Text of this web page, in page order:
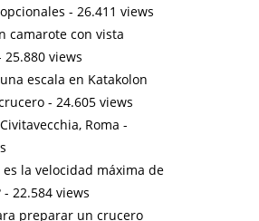
- 26.411 views
camarote con vista
views
escala en Katakolon
- 24.605 views
Roma -
es la velocidad máxima de
- 22.584 views
preparar un crucero